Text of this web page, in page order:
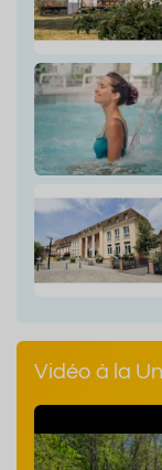
Vidéo à la